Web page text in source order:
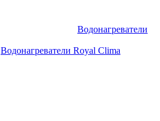
Водонагреватели
Водонагреватели Royal Clima